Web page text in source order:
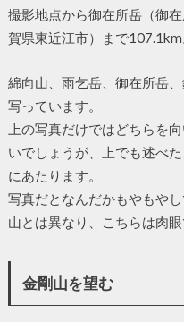
撮影地点から御在所岳（御
賀県東近江市）まで107.1km
綿向山、雨乞岳、御在所岳
写っています。
上の写真だけではどちらを
いでしょうが、上でも述べ
にあたります。
写真だとなんだかもやもや
山とは異なり、こちらは肉
金剛山を望む